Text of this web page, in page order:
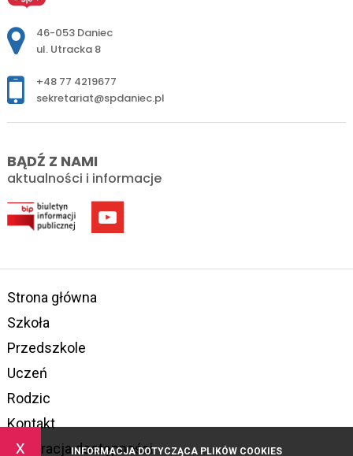
x INFORMACJA DOTYCZĄCA PLIKÓW COOKIES
Adres pocztowy:
46-053 Daniec
ul. Utracka 8
+48 77 4219677
sekretariat@spdaniec.pl
BĄDŹ Z NAMI
aktualności i informacje
Strona główna
Szkoła
Przedszkole
Uczeń
Rodzic
Kontakt
Deklaracja dostępności